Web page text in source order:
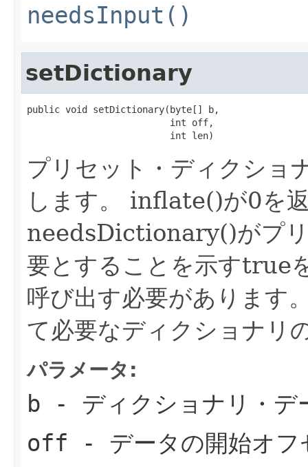
needsInput()
setDictionary
public void setDictionary(byte[] b,
                          int off,
                          int len)
プリセット・ディクショ
します。
inflate()が0を
needsDictionary()がプ
要とすることを示すtrue
呼び出す必要があります
て必要なディクショナリ
パラメータ:
b - ディクショナリ・デ
off - データの開始オフ